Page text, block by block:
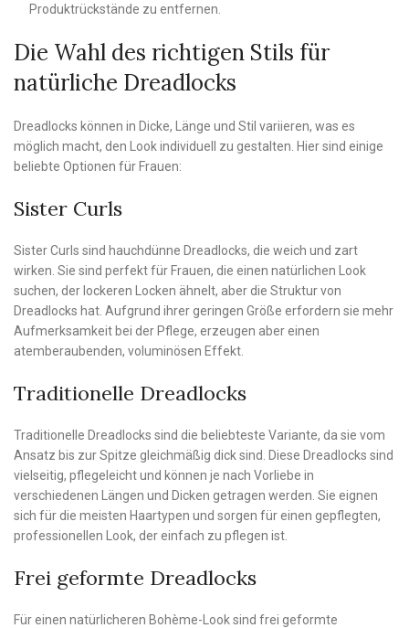
Produktrückstände zu entfernen.
Die Wahl des richtigen Stils für
natürliche Dreadlocks
Dreadlocks können in Dicke, Länge und Stil variieren, was es
möglich macht, den Look individuell zu gestalten. Hier sind einige
beliebte Optionen für Frauen:
Sister Curls
Sister Curls sind hauchdünne Dreadlocks, die weich und zart
wirken. Sie sind perfekt für Frauen, die einen natürlichen Look
suchen, der lockeren Locken ähnelt, aber die Struktur von
Dreadlocks hat. Aufgrund ihrer geringen Größe erfordern sie mehr
Aufmerksamkeit bei der Pflege, erzeugen aber einen
atemberaubenden, voluminösen Effekt.
Traditionelle Dreadlocks
Traditionelle Dreadlocks sind die beliebteste Variante, da sie vom
Ansatz bis zur Spitze gleichmäßig dick sind. Diese Dreadlocks sind
vielseitig, pflegeleicht und können je nach Vorliebe in
verschiedenen Längen und Dicken getragen werden. Sie eignen
sich für die meisten Haartypen und sorgen für einen gepflegten,
professionellen Look, der einfach zu pflegen ist.
Frei geformte Dreadlocks
Für einen natürlicheren Bohème-Look sind frei geformte